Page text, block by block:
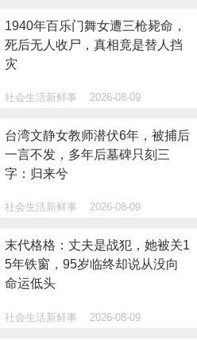
1940年百乐门舞女遭三枪毙命，
死后无人收尸，真相竟是替人挡
灾
社会生活新鲜事 2026-08-09
台湾文静女教师潜伏6年，被捕后
一言不发，多年后墓碑只刻三
字：归来兮
社会生活新鲜事 2026-08-09
末代格格：丈夫是战犯，她被关1
5年铁窗，95岁临终却说从没向
命运低头
社会生活新鲜事 2026-08-09